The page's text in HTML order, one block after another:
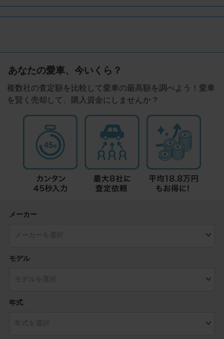
あなたの愛車、今いくら？
複数社の査定額を比較して愛車の最高額を調べよう！愛車
を賢く売却して、購入資金にしませんか？
メーカー
モデル
年式